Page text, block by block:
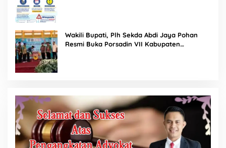
Wakili Bupati, Plh Sekda Abdi Jaya Pohan
Resmi Buka Porsadin VII Kabupaten